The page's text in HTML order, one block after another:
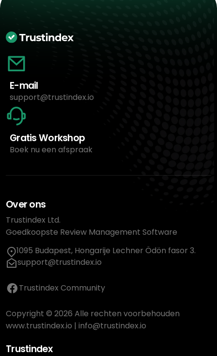
E-mail
support@trustindex.io
Gratis Workshop
Boek nu een afspraak
Over ons
Trustindex Ltd.
Goedkoopste Review Management Software
1095 Budapest, Hongarije Lechner Ödön fasor 3.
support@trustindex.io
Trustindex Community
Copyright © 2026 Alle rechten voorbehouden
www.trustindex.io | info@trustindex.io
Trustindex